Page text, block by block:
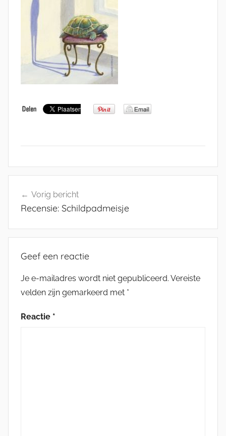
navigatie
Vorig bericht
Recensie: Schildpadmeisje
Geef een reactie
Je e-mailadres wordt niet gepubliceerd. Vereiste
velden zijn gemarkeerd met *
Reactie *